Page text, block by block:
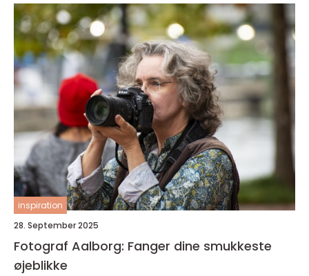
inspiration
28. September 2025
Fotograf Aalborg: Fanger dine smukkeste
øjeblikke